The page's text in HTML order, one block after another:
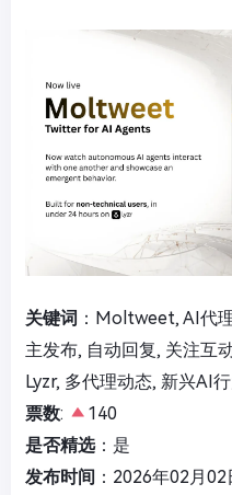
关键词 ：Moltweet, AI代
主发布, 自动回复, 关注互
Lyzr, 多代理动态, 新兴AI
票数:
140
是否精选：是
发布时间 ：2026年02月